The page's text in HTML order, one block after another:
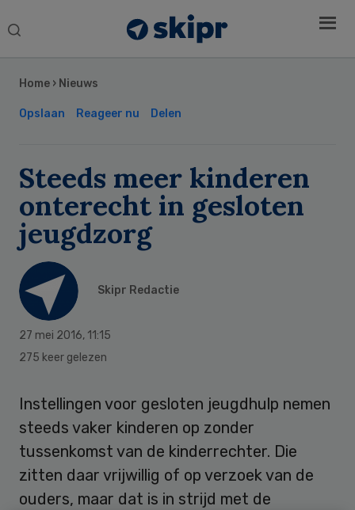
Search
Home › Nieuws
Opslaan Reageer nu Delen
Steeds meer kinderen
onterecht in gesloten
jeugdzorg
Skipr Redactie
27 mei 2016, 11:15
275 keer gelezen
Instellingen voor gesloten jeugdhulp nemen
steeds vaker kinderen op zonder
tussenkomst van de kinderrechter. Die
zitten daar vrijwillig of op verzoek van de
ouders, maar dat is in strijd met de
Sidebar